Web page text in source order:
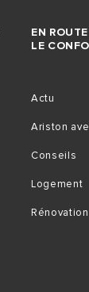
EN
LE
Actu
Ariston
Conseils
Logement
Rénovation